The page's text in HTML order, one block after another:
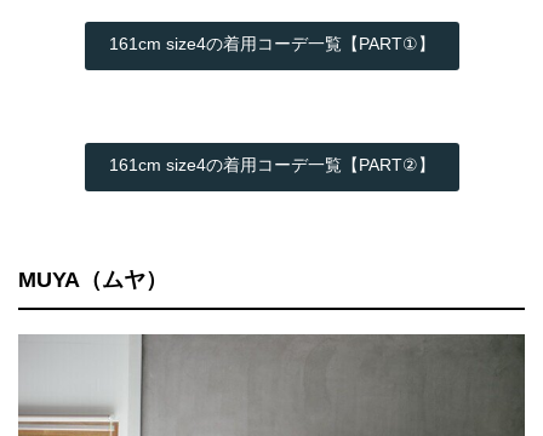
161cm size4の着用コーデ一覧【PART①】
161cm size4の着用コーデ一覧【PART②】
MUYA（ムヤ）